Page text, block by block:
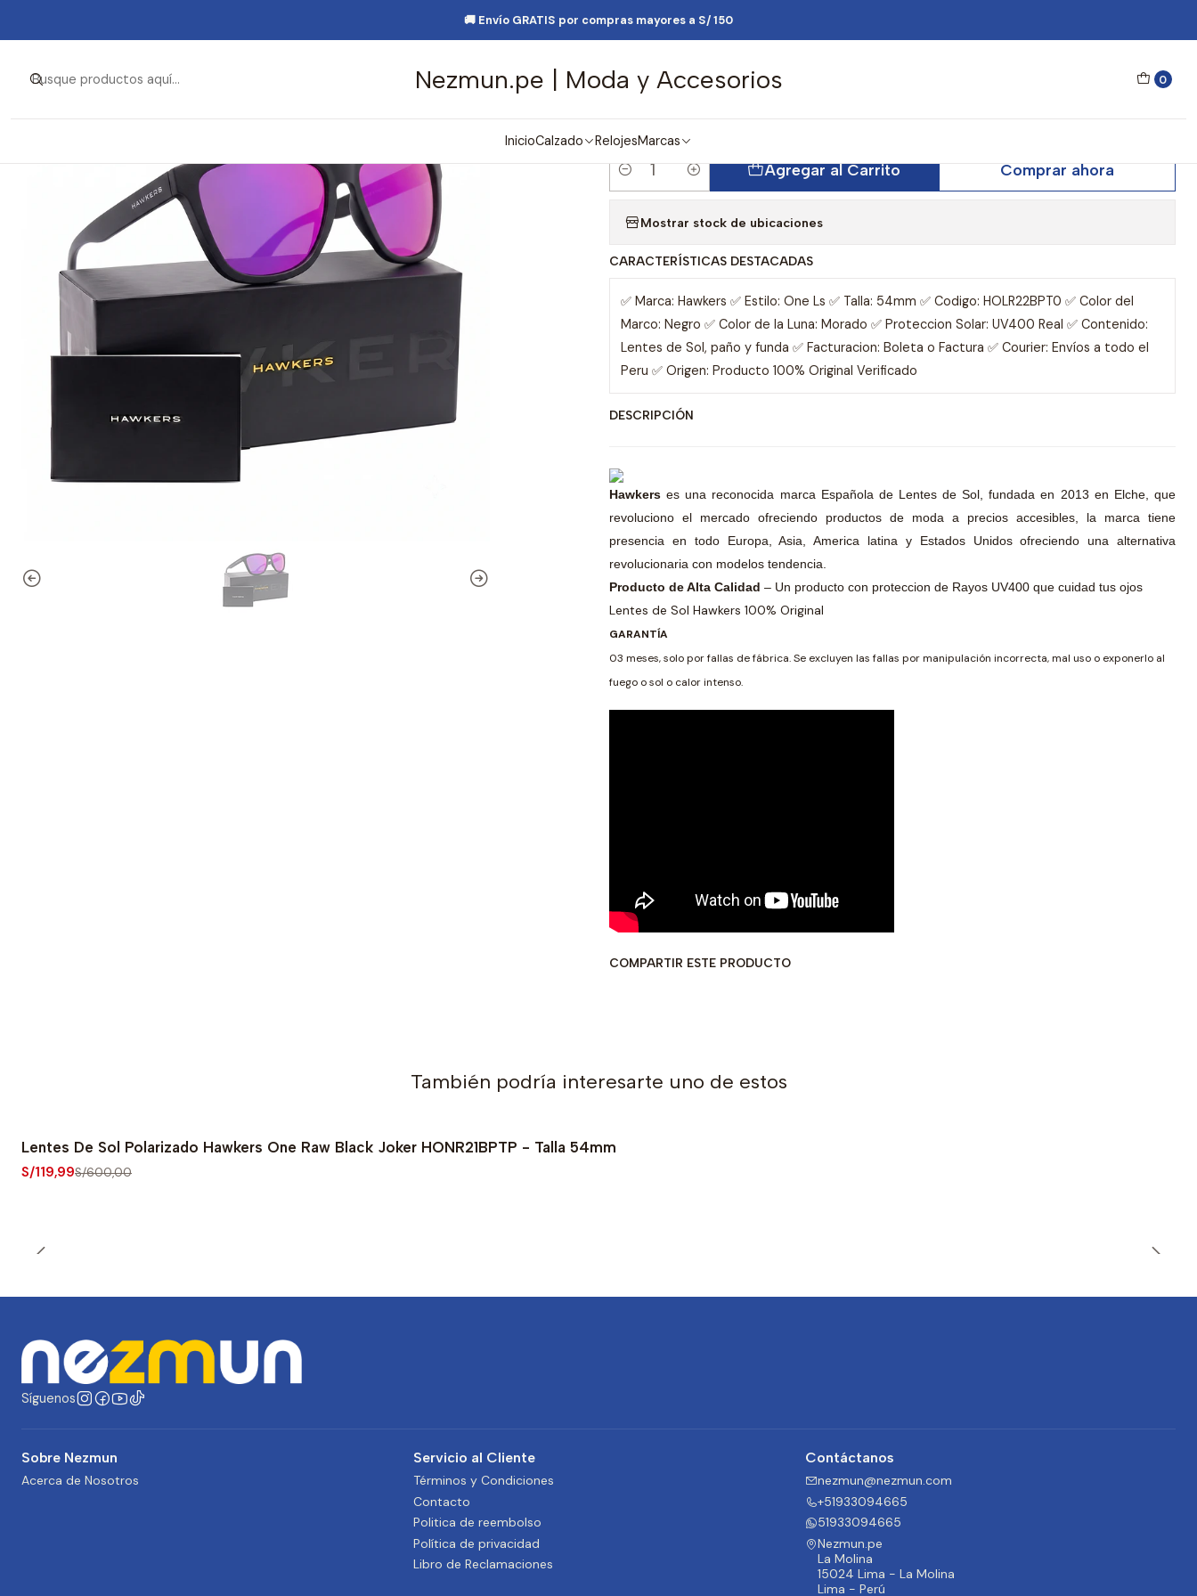
Nezmun.pe | Moda y Accesorios 0
InicioCalzado RelojesMarcas
🚚 Envío GRATIS por compras mayores a S/ 150
Lentes y Accesorios Lentes de Sol Lentes de Sol One Ls Raw Black Joker HOLR22BPT0 - Talla 54mm
|
Lentes de Sol One Ls Raw Black Joker
HOLR22BPT0 - Talla 54mm
Cantidad
Agregar al Carrito Comprar ahora
Mostrar stock de ubicaciones
CARACTERÍSTICAS DESTACADAS
✅ Marca: Hawkers ✅ Estilo: One Ls ✅ Talla: 54mm ✅ Codigo: HOLR22BPT0 ✅ Color del
Marco: Negro ✅ Color de la Luna: Morado ✅ Proteccion Solar: UV400 Real ✅ Contenido:
Lentes de Sol, paño y funda ✅ Facturacion: Boleta o Factura ✅ Courier: Envíos a todo el
Peru ✅ Origen: Producto 100% Original Verificado
DESCRIPCIÓN
Hawkerses una reconocida marca Española de Lentes de Sol, fundada en 2013 en Elche, que
revoluciono el mercado ofreciendo productos de moda a precios accesibles, la marca tiene
presencia en todo Europa, Asia, America latina y Estados Unidos ofreciendo una alternativa
revolucionaria con modelos tendencia.
Producto de Alta Calidad – Un producto con proteccion de Rayos UV400 que cuidad tus ojos
Lentes de Sol Hawkers 100% Original
GARANTÍA
03 meses, solo por fallas de fábrica. Se excluyen las fallas por manipulación incorrecta, mal uso o exponerlo al
fuego o sol o calor intenso.
COMPARTIR ESTE PRODUCTO
También podría interesarte uno de estos
-80% OFF
Lentes De Sol Polarizado Hawkers One Raw Black Joker HONR21BPTP - Talla 54mm
S/119,99S/600,00
Síguenos
Sobre Nezmun
Acerca de Nosotros
Servicio al Cliente
Términos y Condiciones
Contacto
Politica de reembolso
Política de privacidad
Libro de Reclamaciones
Contáctanos
nezmun@nezmun.com
+51933094665
51933094665
Nezmun.pe
La Molina
15024 Lima - La Molina
Lima - Perú